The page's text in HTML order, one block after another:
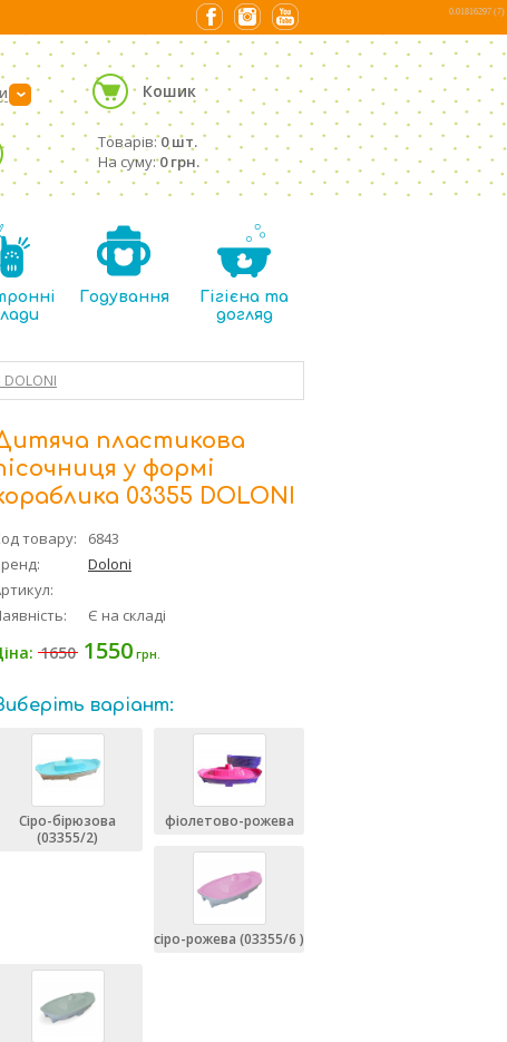
› Кошик
Товарів:0 шт.
На суму:0 грн.
Годування
Гігієна та
догляд
пластикова
у формі
03355 DOLONI
товару:
6843
Doloni
Є на складі
1650 1550 грн.
варіант:
Сіро-бірюзова
(03355/2)
фіолетово-рожева
сіро-рожева (03355/6 )
0.01816297 (7)